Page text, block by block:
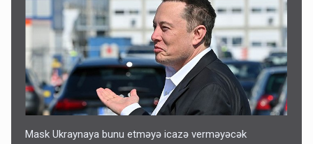
Mask Ukraynaya bunu etməyə icazə verməyəcək